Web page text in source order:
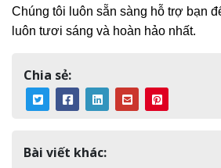
Chúng tôi luôn sẵn sàng hỗ trợ bạn
luôn tươi sáng và hoàn hảo nhất.
Chia sẻ:
Bài viết khác: